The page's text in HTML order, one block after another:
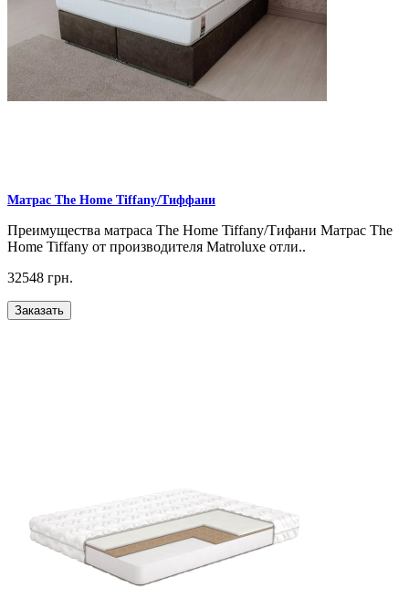
Матрас The Home Tiffany/Тиффани
Преимущества матраса The Home Tiffany/Тифани Матрас The
Home Tiffany от производителя Matroluxe отли..
32548 грн.
Заказать